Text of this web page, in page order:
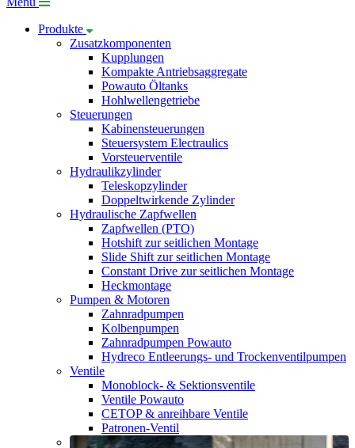
Produkte
Zusatzkomponenten
Kupplungen
Kompakte Antriebsaggregate
Powauto Öltanks
Hohlwellengetriebe
Steuerungen
Kabinensteuerungen
Steuersystem Electraulics
Vorsteuerventile
Hydraulikzylinder
Teleskopzylinder
Doppeltwirkende Zylinder
Hydraulische Zapfwellen
Zapfwellen (PTO)
Hotshift zur seitlichen Montage
Slide Shift zur seitlichen Montage
Constant Drive zur seitlichen Montage
Heckmontage
Pumpen & Motoren
Zahnradpumpen
Kolbenpumpen
Zahnradpumpen Powauto
Hydreco Entleerungs- und Trockenventilpumpen
Ventile
Monoblock- & Sektionsventile
Ventile Powauto
CETOP & anreihbare Ventile
Patronen-Ventil